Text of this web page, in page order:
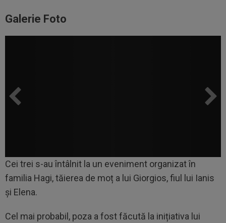
Galerie Foto
Cei trei s-au întâlnit la un eveniment organizat în
familia Hagi, tăierea de moț a lui Giorgios, fiul lui Ianis
și Elena.
Cel mai probabil, poza a fost făcută la inițiativa lui